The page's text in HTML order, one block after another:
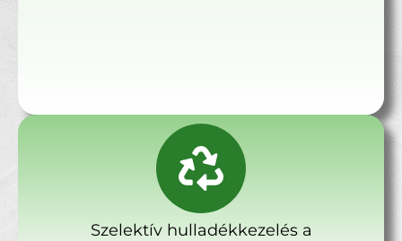
Szelektív hulladékkezelés a